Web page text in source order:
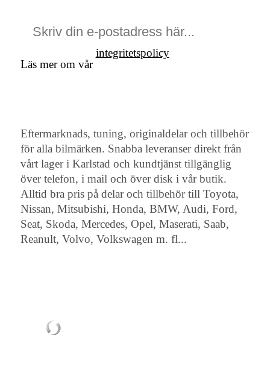
Läs mer om vår
integritetspolicy
Eftermarknads, tuning, originaldelar och tillbehör
för alla bilmärken. Snabba leveranser direkt från
vårt lager i Karlstad och kundtjänst tillgänglig
över telefon, i mail och över disk i vår butik.
Alltid bra pris på delar och tillbehör till Toyota,
Nissan, Mitsubishi, Honda, BMW, Audi, Ford,
Seat, Skoda, Mercedes, Opel, Maserati, Saab,
Reanult, Volvo, Volkswagen m. fl...